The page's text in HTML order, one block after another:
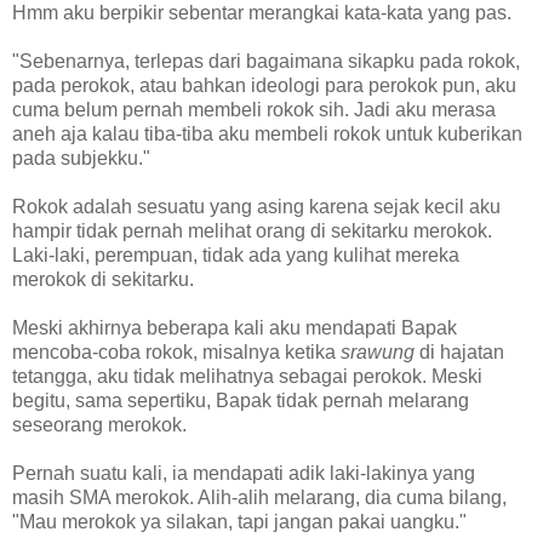
Hmm aku berpikir sebentar merangkai kata-kata yang pas.
"Sebenarnya, terlepas dari bagaimana sikapku pada rokok,
pada perokok, atau bahkan ideologi para perokok pun, aku
cuma belum pernah membeli rokok sih. Jadi aku merasa
aneh aja kalau tiba-tiba aku membeli rokok untuk kuberikan
pada subjekku."
Rokok adalah sesuatu yang asing karena sejak kecil aku
hampir tidak pernah melihat orang di sekitarku merokok.
Laki-laki, perempuan, tidak ada yang kulihat mereka
merokok di sekitarku.
Meski akhirnya beberapa kali aku mendapati Bapak
mencoba-coba rokok, misalnya ketika srawung di hajatan
tetangga, aku tidak melihatnya sebagai perokok. Meski
begitu, sama sepertiku, Bapak tidak pernah melarang
seseorang merokok.
Pernah suatu kali, ia mendapati adik laki-lakinya yang
masih SMA merokok. Alih-alih melarang, dia cuma bilang,
"Mau merokok ya silakan, tapi jangan pakai uangku."